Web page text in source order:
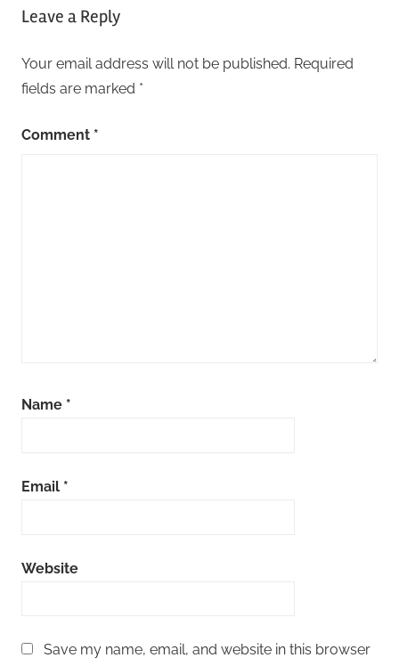
Leave a Reply
Your email address will not be published. Required
fields are marked *
Comment *
Name *
Email *
Website
Save my name, email, and website in this browser